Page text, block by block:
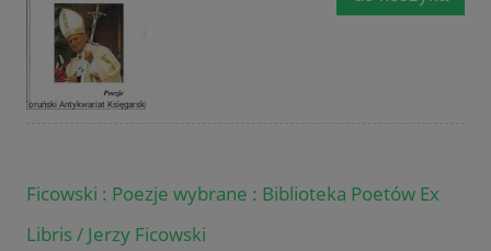
Ficowski : Poezje wybrane : Biblioteka Poetów Ex
Libris / Jerzy Ficowski